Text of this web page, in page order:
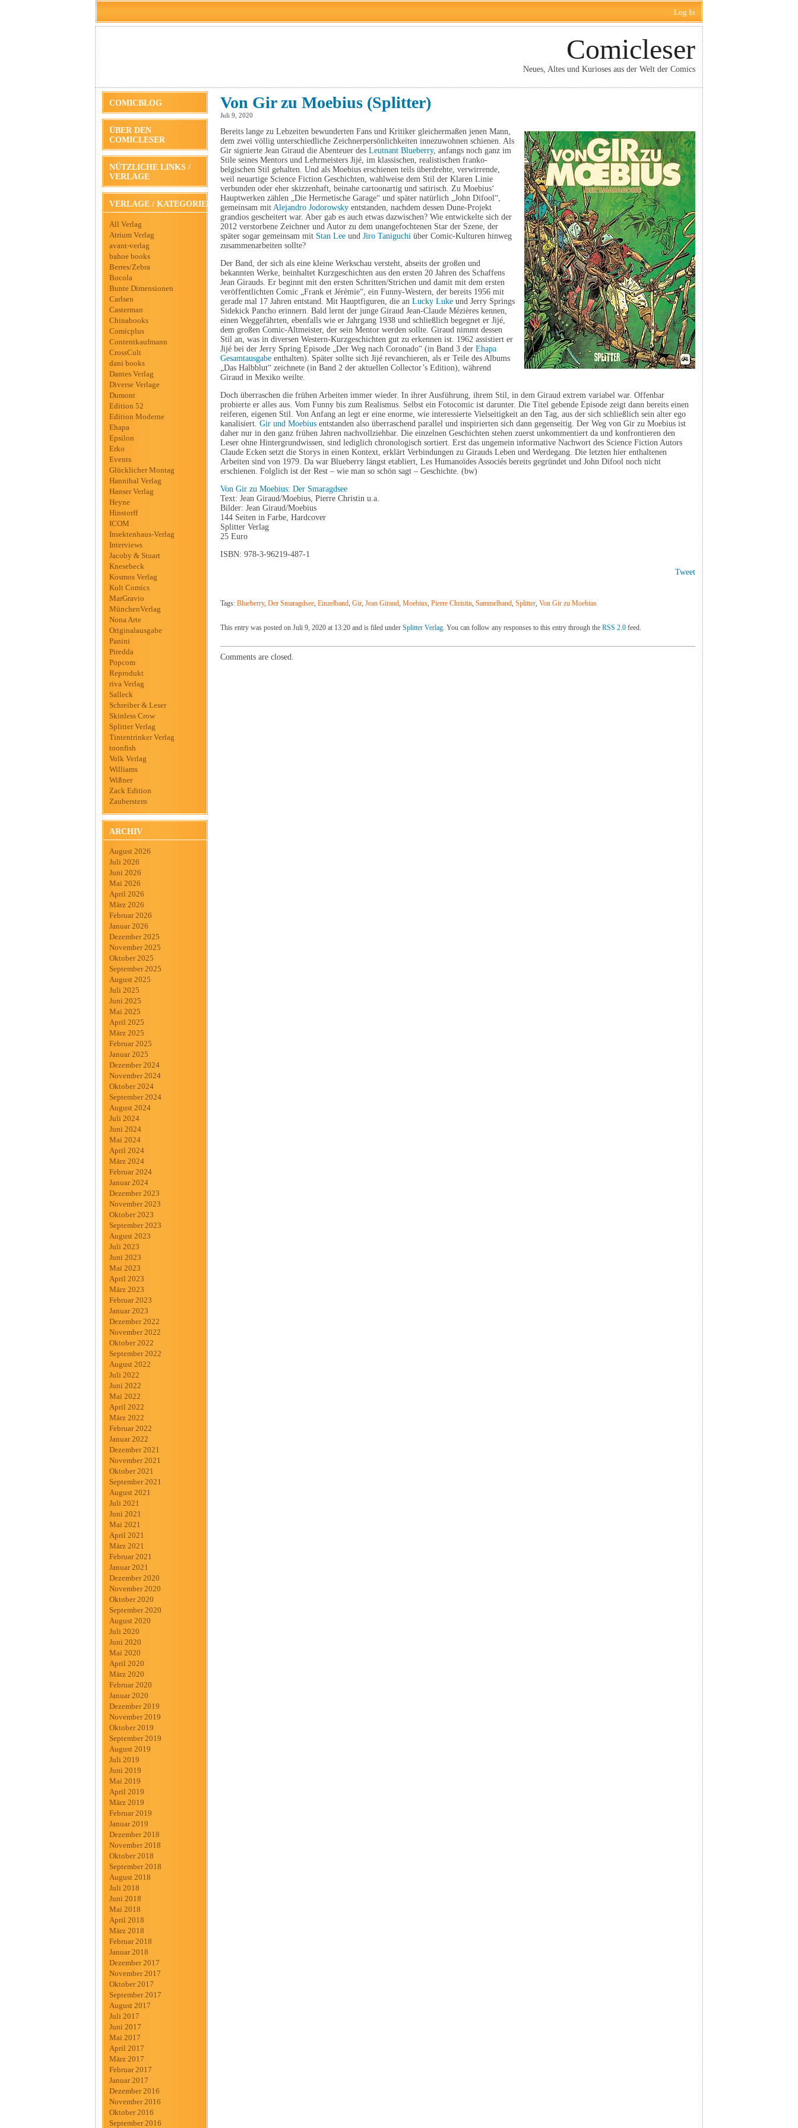
Log In
Comicleser
Neues, Altes und Kurioses aus der Welt der Comics
COMICBLOG
ÜBER DEN
COMICLESER
NÜTZLICHE LINKS /
VERLAGE
VERLAGE / KATEGORIEN
All Verlag
Atrium Verlag
avant-verlag
bahoe books
Berres/Zebra
Bocola
Bunte Dimensionen
Carlsen
Casterman
Chinabooks
Comicplus
Contentkaufmann
CrossCult
dani books
Dantes Verlag
Diverse Verlage
Dumont
Edition 52
Edition Moderne
Ehapa
Epsilon
Erko
Events
Glücklicher Montag
Hannibal Verlag
Hanser Verlag
Heyne
Hinstorff
ICOM
Insektenhaus-Verlag
Interviews
Jacoby & Stuart
Knesebeck
Kosmos Verlag
Kult Comics
MarGravio
MünchenVerlag
Nona Arte
Originalausgabe
Panini
Piredda
Popcom
Reprodukt
riva Verlag
Salleck
Schreiber & Leser
Skinless Crow
Splitter Verlag
Tintentrinker Verlag
toonfish
Volk Verlag
Williams
Wißner
Zack Edition
Zauberstern
ARCHIV
August 2026
Juli 2026
Juni 2026
Mai 2026
April 2026
März 2026
Februar 2026
Januar 2026
Dezember 2025
November 2025
Oktober 2025
September 2025
August 2025
Juli 2025
Juni 2025
Mai 2025
April 2025
März 2025
Februar 2025
Januar 2025
Dezember 2024
November 2024
Oktober 2024
September 2024
August 2024
Juli 2024
Juni 2024
Mai 2024
April 2024
März 2024
Februar 2024
Januar 2024
Dezember 2023
November 2023
Oktober 2023
September 2023
August 2023
Juli 2023
Juni 2023
Mai 2023
April 2023
März 2023
Februar 2023
Januar 2023
Dezember 2022
November 2022
Oktober 2022
September 2022
August 2022
Juli 2022
Juni 2022
Mai 2022
April 2022
März 2022
Februar 2022
Januar 2022
Dezember 2021
November 2021
Oktober 2021
September 2021
August 2021
Juli 2021
Juni 2021
Mai 2021
April 2021
März 2021
Februar 2021
Januar 2021
Dezember 2020
November 2020
Oktober 2020
September 2020
August 2020
Juli 2020
Juni 2020
Mai 2020
April 2020
März 2020
Februar 2020
Januar 2020
Dezember 2019
November 2019
Oktober 2019
September 2019
August 2019
Juli 2019
Juni 2019
Mai 2019
April 2019
März 2019
Februar 2019
Januar 2019
Dezember 2018
November 2018
Oktober 2018
September 2018
August 2018
Juli 2018
Juni 2018
Mai 2018
April 2018
März 2018
Februar 2018
Januar 2018
Dezember 2017
November 2017
Oktober 2017
September 2017
August 2017
Juli 2017
Juni 2017
Mai 2017
April 2017
März 2017
Februar 2017
Januar 2017
Dezember 2016
November 2016
Oktober 2016
September 2016
Von Gir zu Moebius (Splitter)
Juli 9, 2020
Bereits lange zu Lebzeiten bewunderten Fans und Kritiker gleichermaßen jenen Mann,
dem zwei völlig unterschiedliche Zeichnerpersönlichkeiten innezuwohnen schienen. Als
Gir signierte Jean Giraud die Abenteuer des Leutnant Blueberry, anfangs noch ganz im
Stile seines Mentors und Lehrmeisters Jijé, im klassischen, realistischen franko-
belgischen Stil gehalten. Und als Moebius erschienen teils überdrehte, verwirrende,
weil neuartige Science Fiction Geschichten, wahlweise dem Stil der Klaren Linie
verbunden oder eher skizzenhaft, beinahe cartoonartig und satirisch. Zu Moebius‘
Hauptwerken zählen „Die Hermetische Garage“ und später natürlich „John Difool“,
gemeinsam mit Alejandro Jodorowsky entstanden, nachdem dessen Dune-Projekt
grandios gescheitert war. Aber gab es auch etwas dazwischen? Wie entwickelte sich der
2012 verstorbene Zeichner und Autor zu dem unangefochtenen Star der Szene, der
später sogar gemeinsam mit Stan Lee und Jiro Taniguchi über Comic-Kulturen hinweg
zusammenarbeiten sollte?
Der Band, der sich als eine kleine Werkschau versteht, abseits der großen und
bekannten Werke, beinhaltet Kurzgeschichten aus den ersten 20 Jahren des Schaffens
Jean Girauds. Er beginnt mit den ersten Schritten/Strichen und damit mit dem ersten
veröffentlichten Comic „Frank et Jérémie“, ein Funny-Western, der bereits 1956 mit
gerade mal 17 Jahren entstand. Mit Hauptfiguren, die an Lucky Luke und Jerry Springs
Sidekick Pancho erinnern. Bald lernt der junge Giraud Jean-Claude Mézières kennen,
einen Weggefährten, ebenfalls wie er Jahrgang 1938 und schließlich begegnet er Jijé,
dem großen Comic-Altmeister, der sein Mentor werden sollte. Giraud nimmt dessen
Stil an, was in diversen Western-Kurzgeschichten gut zu erkennen ist. 1962 assistiert er
Jijé bei der Jerry Spring Episode „Der Weg nach Coronado“ (in Band 3 der Ehapa
Gesamtausgabe enthalten). Später sollte sich Jijé revanchieren, als er Teile des Albums
„Das Halbblut“ zeichnete (in Band 2 der aktuellen Collector’s Edition), während
Giraud in Mexiko weilte.
Doch überraschen die frühen Arbeiten immer wieder. In ihrer Ausführung, ihrem Stil, in dem Giraud extrem variabel war. Offenbar
probierte er alles aus. Vom Funny bis zum Realismus. Selbst ein Fotocomic ist darunter. Die Titel gebende Episode zeigt dann bereits einen
reiferen, eigenen Stil. Von Anfang an legt er eine enorme, wie interessierte Vielseitigkeit an den Tag, aus der sich schließlich sein alter ego
kanalisiert. Gir und Moebius entstanden also überraschend parallel und inspirierten sich dann gegenseitig. Der Weg von Gir zu Moebius ist
daher nur in den ganz frühen Jahren nachvollziehbar. Die einzelnen Geschichten stehen zuerst unkommentiert da und konfrontieren den
Leser ohne Hintergrundwissen, sind lediglich chronologisch sortiert. Erst das ungemein informative Nachwort des Science Fiction Autors
Claude Ecken setzt die Storys in einen Kontext, erklärt Verbindungen zu Girauds Leben und Werdegang. Die letzten hier enthaltenen
Arbeiten sind von 1979. Da war Blueberry längst etabliert, Les Humanoïdes Associés bereits gegründet und John Difool noch nicht
erschienen. Folglich ist der Rest – wie man so schön sagt – Geschichte. (bw)
Von Gir zu Moebius: Der Smaragdsee
Text: Jean Giraud/Moebius, Pierre Christin u.a.
Bilder: Jean Giraud/Moebius
144 Seiten in Farbe, Hardcover
Splitter Verlag
25 Euro
ISBN: 978-3-96219-487-1
Tweet
Tags: Blueberry, Der Smaragdsee, Einzelband, Gir, Jean Giraud, Moebius, Pierre Christin, Sammelband, Splitter, Von Gir zu Moebius
This entry was posted on Juli 9, 2020 at 13:20 and is filed under Splitter Verlag. You can follow any responses to this entry through the RSS 2.0 feed.
Comments are closed.